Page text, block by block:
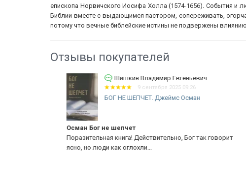
епископа Норвичского Иосифа Холла (1574-1656). События и
Библии вместе с выдающимся пастором, сопереживать,
потому что вечные библейские истины не подвержены
Отзывы покупателей
Шишкин Владимир Евгеньевич
9 сентября 2025 09:26
БОГ НЕ ШЕПЧЕТ. Джеймс Осман
Осман Бог не шепчет
Поразительная книга! Действительно, Бог так говорит
ясно, но люди как оглохли...